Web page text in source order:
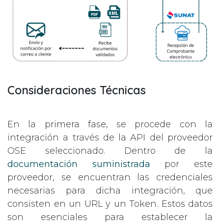
Consideraciones Técnicas
En la primera fase, se procede con la
integración a través de la API del proveedor
OSE seleccionado. Dentro de la
documentación suministrada por este
proveedor, se encuentran las credenciales
necesarias para dicha integración, que
consisten en un URL y un Token. Estos datos
son esenciales para establecer la